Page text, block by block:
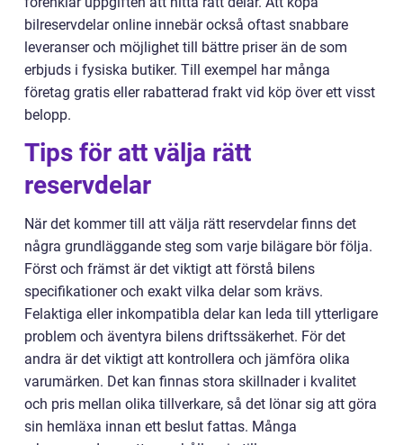
bilreservdelar online innebär också oftast snabbare
leveranser och möjlighet till bättre priser än de som
erbjuds i fysiska butiker. Till exempel har många
företag gratis eller rabatterad frakt vid köp över ett visst
belopp.
Tips för att välja rätt
reservdelar
När det kommer till att välja rätt reservdelar finns det
några grundläggande steg som varje bilägare bör följa.
Först och främst är det viktigt att förstå bilens
specifikationer och exakt vilka delar som krävs.
Felaktiga eller inkompatibla delar kan leda till ytterligare
problem och äventyra bilens driftssäkerhet. För det
andra är det viktigt att kontrollera och jämföra olika
varumärken. Det kan finnas stora skillnader i kvalitet
och pris mellan olika tillverkare, så det lönar sig att göra
sin hemläxa innan ett beslut fattas. Många